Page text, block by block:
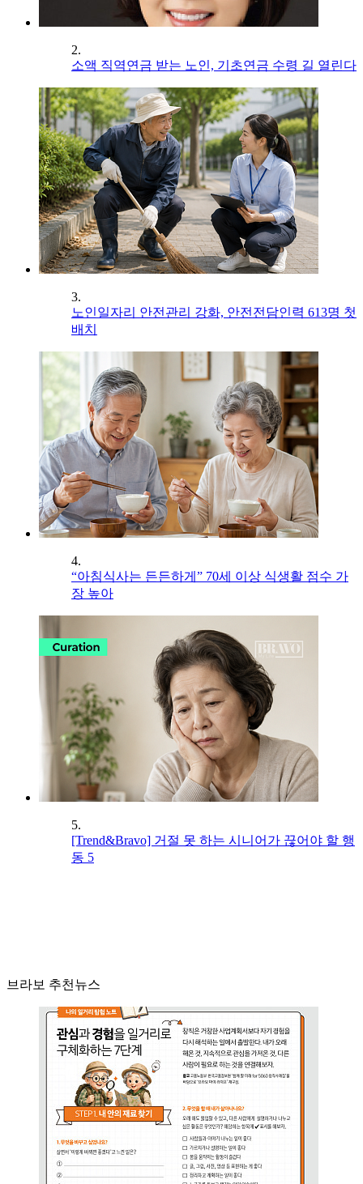
2.
소액 직역연금 받는 노인, 기초연금 수령 길 열린다
3.
노인일자리 안전관리 강화, 안전전담인력 613명 첫
배치
4.
“아침식사는 든든하게” 70세 이상 식생활 점수 가
장 높아
5.
[Trend&Bravo] 거절 못 하는 시니어가 끊어야 할 행
동 5
브라보 추천뉴스